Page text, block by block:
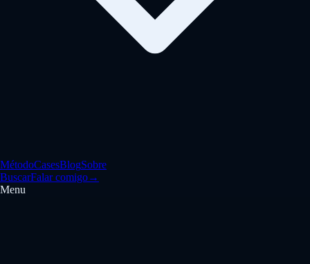
MétodoCasesBlogSobre
BuscarFalar comigo→
Menu